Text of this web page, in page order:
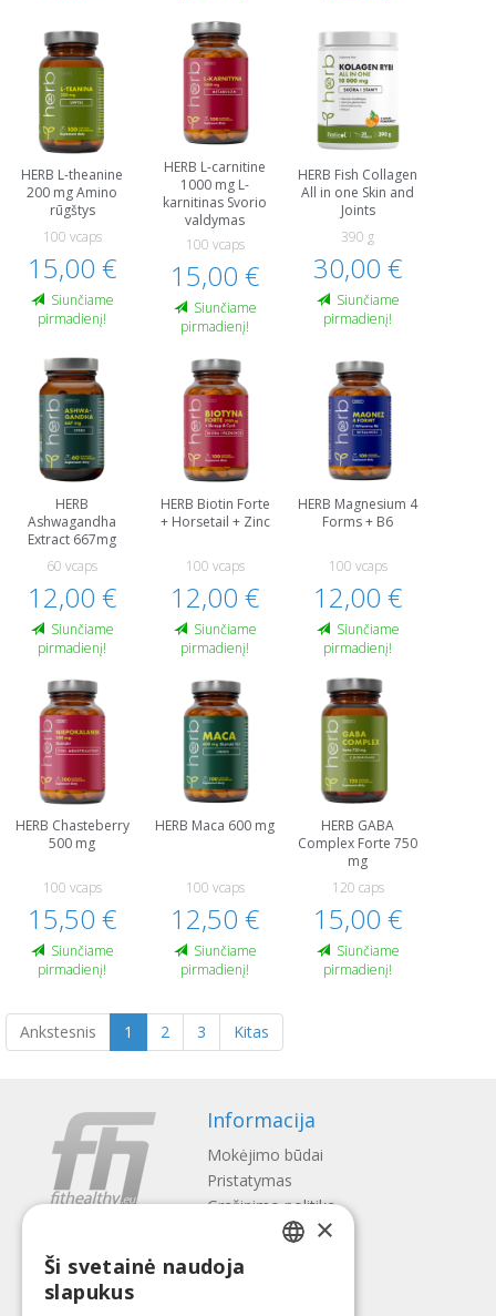
HERB L-theanine
200 mg Amino
rūgštys
100 vcaps
15,00 €
Siunčiame
pirmadienį!
HERB L-carnitine
1000 mg L-
karnitinas Svorio
valdymas
100 vcaps
15,00 €
Siunčiame
pirmadienį!
HERB Fish Collagen
All in one Skin and
Joints
390 g
30,00 €
Siunčiame
pirmadienį!
HERB
Ashwagandha
Extract 667mg
60 vcaps
12,00 €
Siunčiame
pirmadienį!
HERB Biotin Forte
+ Horsetail + Zinc
100 vcaps
12,00 €
Siunčiame
pirmadienį!
HERB Magnesium 4
Forms + B6
100 vcaps
12,00 €
Siunčiame
pirmadienį!
HERB Chasteberry
500 mg
100 vcaps
15,50 €
Siunčiame
pirmadienį!
HERB Maca 600 mg
100 vcaps
12,50 €
Siunčiame
pirmadienį!
HERB GABA
Complex Forte 750
mg
120 caps
15,00 €
Siunčiame
pirmadienį!
Ankstesnis 1 2 3 Kitas
Informacija
Mokėjimo būdai
Pristatymas
Gražinimo politika
Apie mus
Kontaktai
×
Ši svetainė naudoja
slapukus